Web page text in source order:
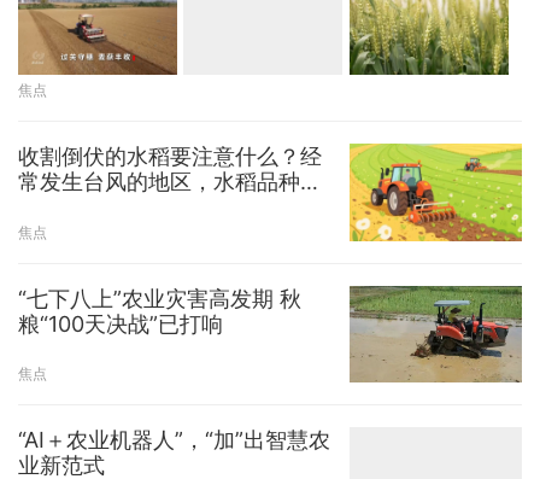
焦点
收割倒伏的水稻要注意什么？经
常发生台风的地区，水稻品种怎
么办？| 唠“科”
焦点
“七下八上”农业灾害高发期 秋
粮“100天决战”已打响
焦点
“AI＋农业机器人”，“加”出智慧农
业新范式